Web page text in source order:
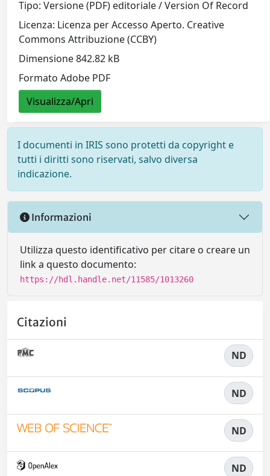
Tipo: Versione (PDF) editoriale / Version Of Record
Licenza: Licenza per Accesso Aperto. Creative
Commons Attribuzione (CCBY)
Dimensione 842.82 kB
Formato Adobe PDF
Visualizza/Apri
I documenti in IRIS sono protetti da copyright e
tutti i diritti sono riservati, salvo diversa
indicazione.
Informazioni
Utilizza questo identificativo per citare o creare un
link a questo documento:
https://hdl.handle.net/11585/1013260
Citazioni
ND
ND
ND
ND